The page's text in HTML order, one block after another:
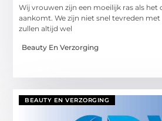
Wij vrouwen zijn een moeilijk ras als het
aankomt. We zijn niet snel tevreden
zullen altijd wel
Beauty En Verzorging
BEAUTY EN VERZORGING